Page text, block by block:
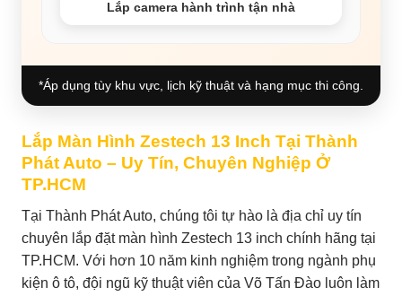
Lắp camera hành trình tận nhà
*Áp dụng tùy khu vực, lịch kỹ thuật và hạng mục thi công.
Lắp Màn Hình Zestech 13 Inch Tại Thành
Phát Auto – Uy Tín, Chuyên Nghiệp Ở
TP.HCM
Tại Thành Phát Auto, chúng tôi tự hào là địa chỉ uy tín
chuyên lắp đặt màn hình Zestech 13 inch chính hãng tại
TP.HCM. Với hơn 10 năm kinh nghiệm trong ngành phụ
kiện ô tô, đội ngũ kỹ thuật viên của Võ Tấn Đào luôn làm